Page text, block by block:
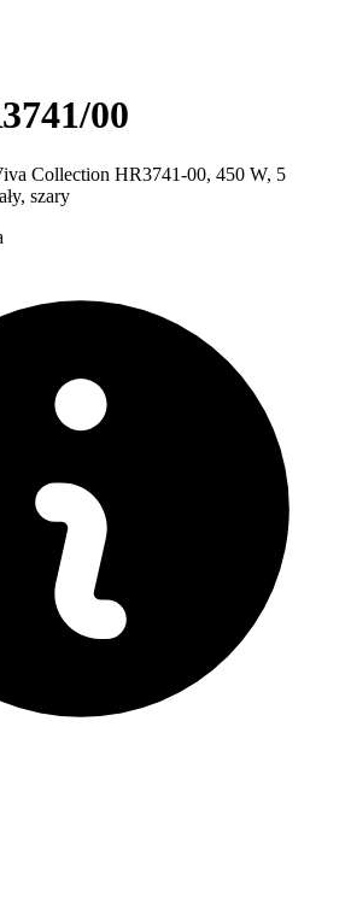
00
Collection HR3741-00, 450 W, 5
szary